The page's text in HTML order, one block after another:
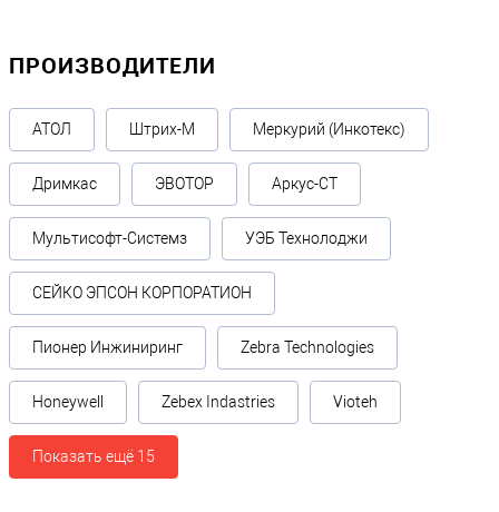
ПРОИЗВОДИТЕЛИ
АТОЛ Штрих-М Меркурий (Инкотекс)
Дримкас ЭВОТОР Аркус-СТ
Мультисофт-Системз УЭБ Технолоджи
СЕЙКО ЭПСОН КОРПОРАТИОН
Пионер Инжиниринг Zebra Technologies
Honeywell Zebex Indastries Vioteh
Показать ещё 15